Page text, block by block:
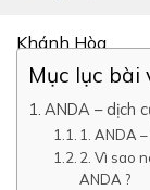
Khánh Hòa
Mục lục bài
ANDA – dịch
1. ANDA
2. Vì sao
ANDA ?